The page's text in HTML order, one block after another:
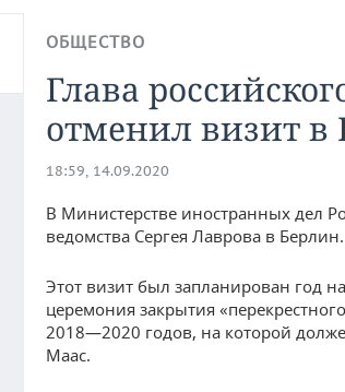
ОБЩЕСТВО
Глава
отменил визит в
18:59, 14.09.2020
В Министерстве иностранных дел
ведомства Сергея Лаврова в Берлин.
Этот визит был запланирован год
церемония закрытия
2018—2020 годов, на которой
Маас.